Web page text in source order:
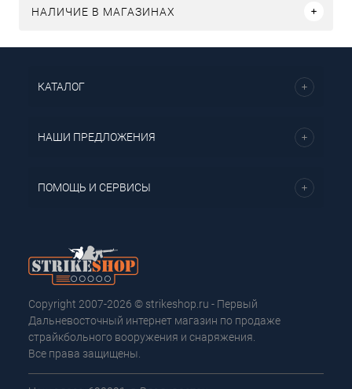
НАЛИЧИЕ В МАГАЗИНАХ
КАТАЛОГ
НАШИ ПРЕДЛОЖЕНИЯ
ПОМОЩЬ И СЕРВИСЫ
Copyright 2007-2026 © strikeshop.ru - Первый
Дальневосточный интернет магазин по продаже
страйкбольного вооружения и снаряжения.
Все права защищены.